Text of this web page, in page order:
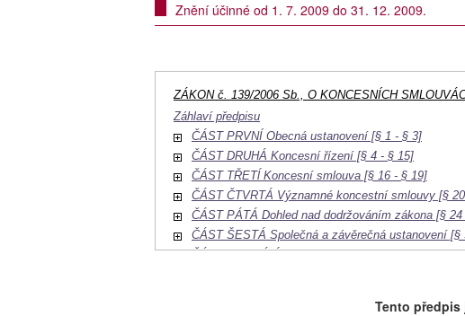
Znění účinné od 1. 7. 2009 do 31. 12. 2009.
ZÁKON č. 139/2006 Sb., O KONCESNÍCH
Záhlaví předpisu
ČÁST PRVNÍ Obecná ustanovení [§ 1 - § 3]
ČÁST DRUHÁ Koncesní řízení [§ 4 - § 15]
ČÁST TŘETĺ Koncesní smlouva [§ 16 - § 19]
ČÁST ČTVRTÁ Významné koncestní smlouvy [§
ČÁST PÁTÁ Dohled nad dodržováním zákona [§ 24
ČÁST ŠESTÁ Společná a závěrečná ustanovení [§
ČÁST SEDMÁ Účinnost [§ 35]
Tento předpis